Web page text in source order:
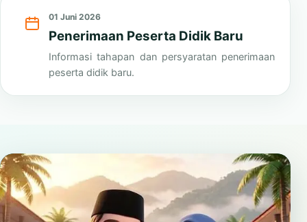
01 Juni 2026
Penerimaan Peserta Didik Baru
Informasi tahapan dan persyaratan penerimaan
peserta didik baru.